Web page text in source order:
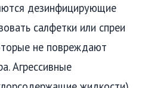
дезинфицирующие
салфетки или спреи
не повреждают
Агрессивные